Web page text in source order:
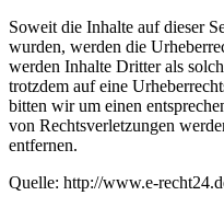
Soweit die Inhalte auf dieser
wurden, werden die
werden Inhalte Dritter als
trotzdem auf eine
bitten wir um einen
von Rechtsverletzungen
entfernen.
Quelle: http://www.e-